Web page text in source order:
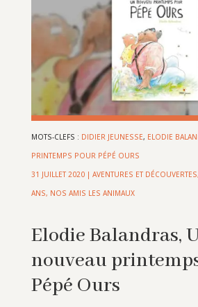
MOTS-CLEFS : DIDIER JEUNESSE, ELODIE
PRINTEMPS POUR PÉPÉ OURS
31 JUILLET 2020| AVENTURES ET DÉCOUVERTES,
ANS, NOS AMIS LES ANIMAUX
Elodie Balandras,
nouveau
Pépé Ours